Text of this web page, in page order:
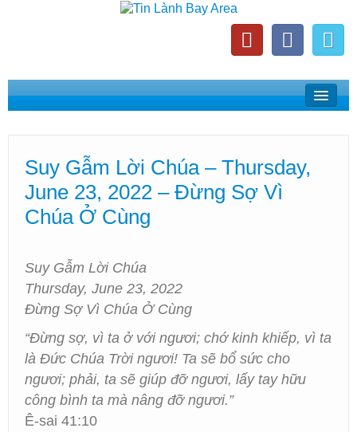
Home
Phát Thanh Tin Lành Bay Area
Các Hội Thánh Bắc California
Suy Gẫm Lời Chúa – Thursday,
June 23, 2022 – Đừng Sợ Vì
Chúa Ở Cùng
Suy Gẫm Lời Chúa
Thursday, June 23, 2022
Đừng Sợ Vì Chúa Ở Cùng
“Đừng sợ, vì ta ở với ngươi; chớ kinh khiếp, vì ta
là Đức Chúa Trời ngươi! Ta sẽ bổ sức cho
ngươi; phải, ta sẽ giúp đỡ ngươi, lấy tay hữu
công bình ta mà nâng đỡ ngươi.”
Ê-sai 41:10